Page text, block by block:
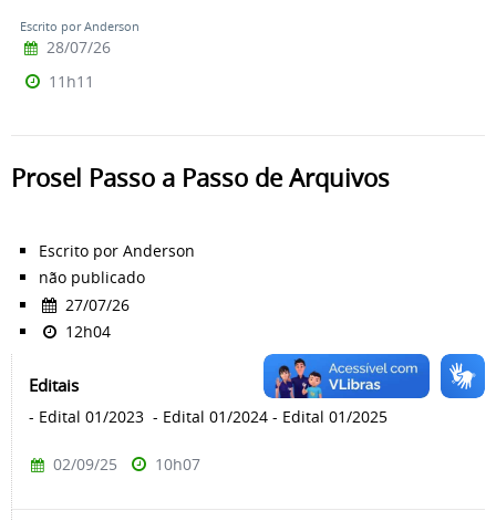
Escrito por Anderson
28/07/26
11h11
Prosel Passo a Passo de Arquivos
Escrito por Anderson
não publicado
27/07/26
12h04
Editais
- Edital 01/2023 - Edital 01/2024 - Edital 01/2025
02/09/25 10h07